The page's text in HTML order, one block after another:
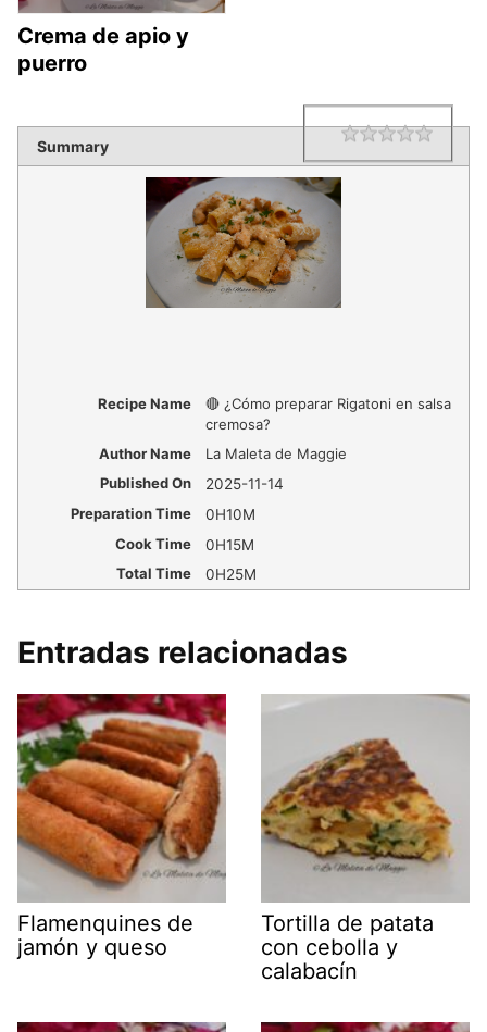
Crema de apio y
puerro
Summary Rating
Recipe Name
🔴 ¿Cómo preparar Rigatoni en salsa
cremosa?
Author Name
La Maleta de Maggie
Published On
2025-11-14
Preparation Time
0H10M
Cook Time
0H15M
Total Time
0H25M
Entradas relacionadas
Flamenquines de
jamón y queso
Tortilla de patata
con cebolla y
calabacín